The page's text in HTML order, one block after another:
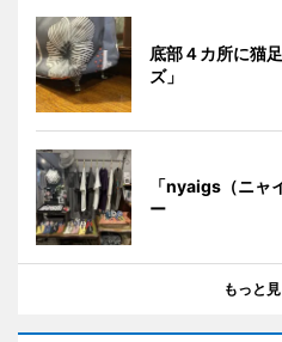
底部４カ所に猫
ズ」
「nyaigs（ニャ
ー
もっと